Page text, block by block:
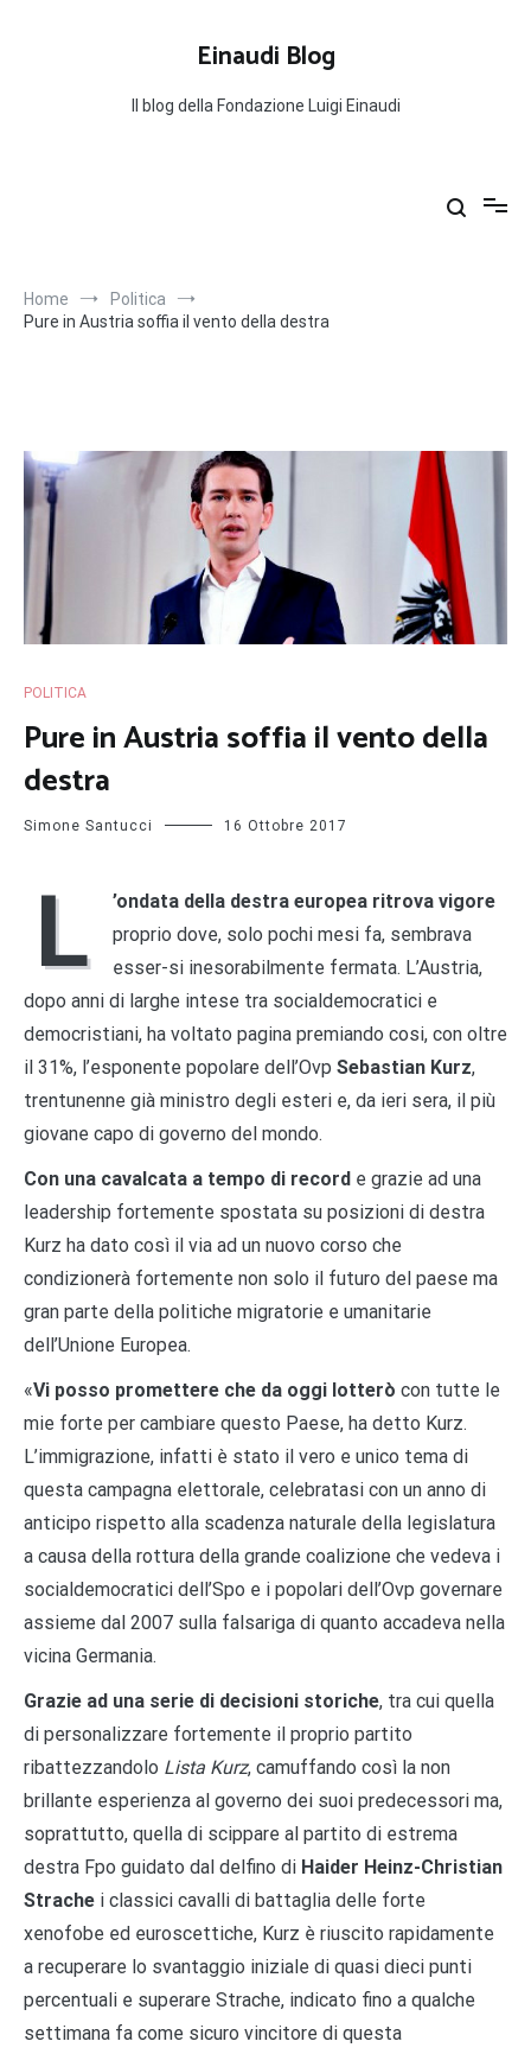
Einaudi Blog
Il blog della Fondazione Luigi Einaudi
Home
Politica
Pure in Austria soffia il vento della destra
POLITICA
Pure in Austria soffia il vento della
destra
Simone Santucci 16 Ottobre 2017
L
’ondata della destra europea ritrova vigore
proprio dove, solo pochi mesi fa, sembrava
esser-si inesorabilmente fermata. L’Austria,
dopo anni di larghe intese tra socialdemocratici e
democristiani, ha voltato pagina premiando cosi, con oltre
il 31%, l’esponente popolare dell’Ovp Sebastian Kurz,
trentunenne già ministro degli esteri e, da ieri sera, il più
giovane capo di governo del mondo.
Con una cavalcata a tempo di record e grazie ad una
leadership fortemente spostata su posizioni di destra
Kurz ha dato così il via ad un nuovo corso che
condizionerà fortemente non solo il futuro del paese ma
gran parte della politiche migratorie e umanitarie
dell’Unione Europea.
«Vi posso promettere che da oggi lotterò con tutte le
mie forte per cambiare questo Paese, ha detto Kurz.
L’immigrazione, infatti è stato il vero e unico tema di
questa campagna elettorale, celebratasi con un anno di
anticipo rispetto alla scadenza naturale della legislatura
a causa della rottura della grande coalizione che vedeva i
socialdemocratici dell’Spo e i popolari dell’Ovp governare
assieme dal 2007 sulla falsariga di quanto accadeva nella
vicina Germania.
Grazie ad una serie di decisioni storiche, tra cui quella
di personalizzare fortemente il proprio partito
ribattezzandolo Lista Kurz, camuffando così la non
brillante esperienza al governo dei suoi predecessori ma,
soprattutto, quella di scippare al partito di estrema
destra Fpo guidato dal delfino di Haider Heinz-Christian
Strache i classici cavalli di battaglia delle forte
xenofobe ed euroscettiche, Kurz è riuscito rapidamente
a recuperare lo svantaggio iniziale di quasi dieci punti
percentuali e superare Strache, indicato fino a qualche
settimana fa come sicuro vincitore di questa